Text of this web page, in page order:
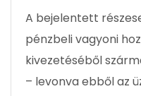
A bejelentett
pénzbeli vagyoni
kivezetéséből
– levonva ebből az